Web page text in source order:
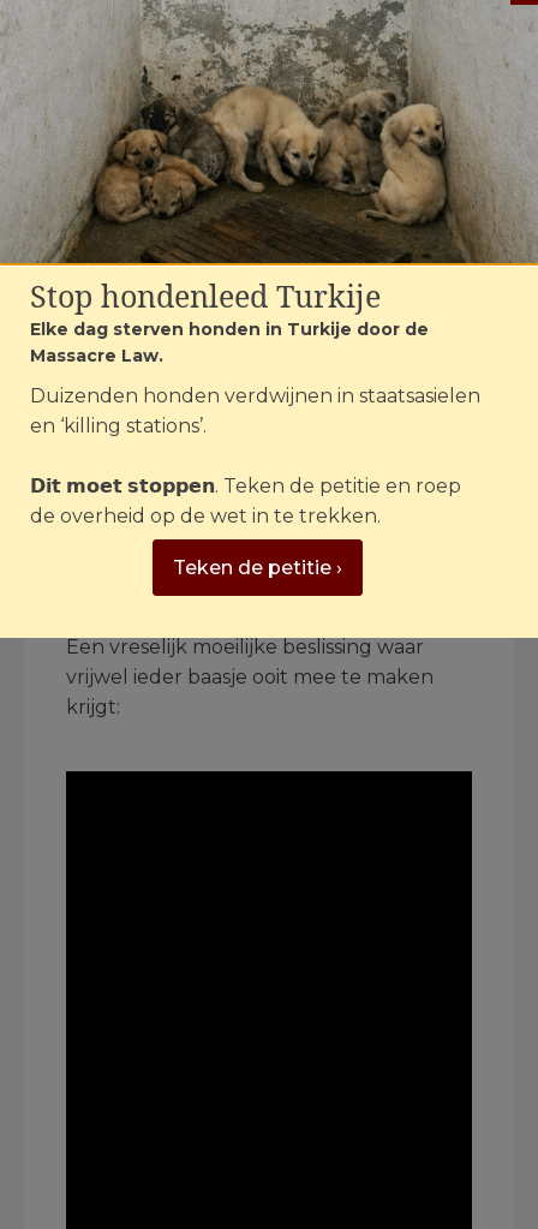
"Zelf zijn we iedere
dag bezig met onze
dieren en dan zie je
veranderingen
minder goed.
Iemand die wat
verder weg staat
van de situatie kan
die verschillen vaak
beter zien en
benoemen."
Bekijk hieronder het volledige gesprek
Een vreselijk moeilijke beslissing waar
vrijwel ieder baasje ooit mee te maken
krijgt:
Stop hondenleed Turkije
Elke dag sterven honden in Turkije door de
Massacre Law.
Duizenden honden verdwijnen in staatsasielen
en ‘killing stations’.
𝗗𝗶𝘁 𝗺𝗼𝗲𝘁 𝘀𝘁𝗼𝗽𝗽𝗲𝗻. Teken de petitie en roep
de overheid op de wet in te trekken.
Teken de petitie ›